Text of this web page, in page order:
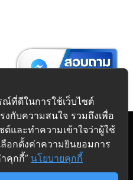
Intermarketing Co., Ltd.
ร์นิเจอร์ครบวงจร
ณ์ที่ดีในการใช้เว็บไซต์
กับความสนใจ รวมถึงเพื่อ
ต์และทำความเข้าใจว่าผู้ใช้
อกตั้งค่าความยินยอมการ
คุกกี้” นโยบายคุกกี้